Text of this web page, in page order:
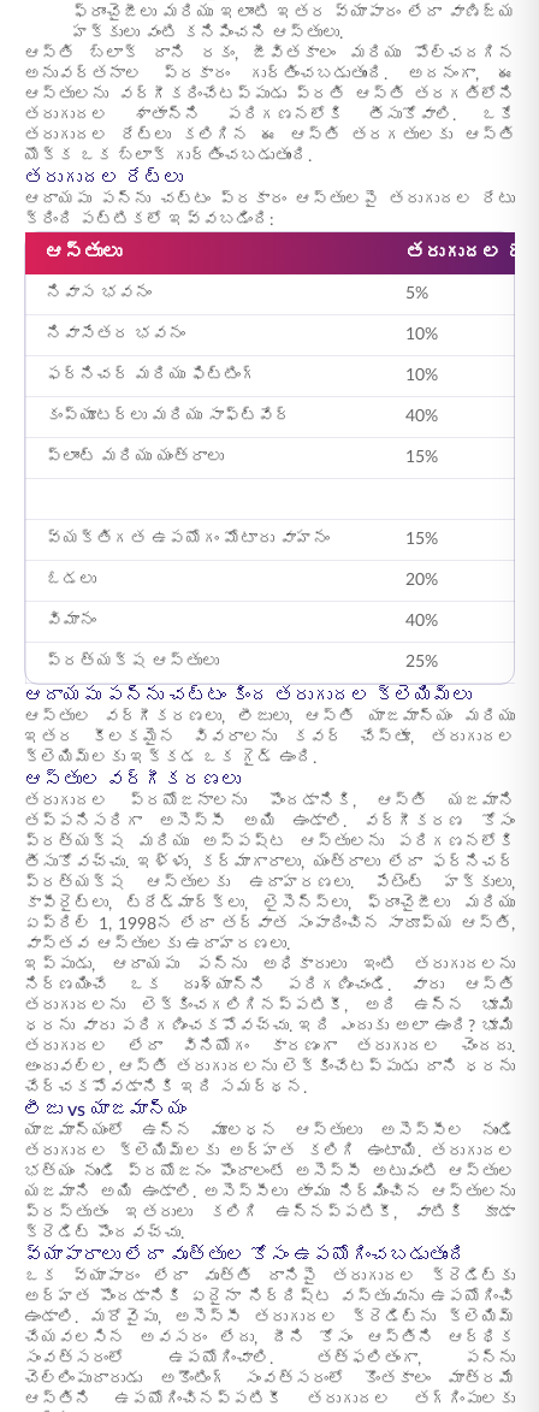
ఫ్రాంచైజీలు మరియు ఇలాంటి ఇతర వ్యాపారం లేదా వాణిజ్య
హక్కులు వంటి కనిపించని ఆస్తులు.
ఆస్తి బ్లాక్ దాని రకం, జీవితకాలం మరియు పోల్చదగిన
అనువర్తనాల ప్రకారం గుర్తించబడుతుంది. అదనంగా, ఈ
ఆస్తులను వర్గీకరించేటప్పుడు ప్రతి ఆస్తి తరగతిలోని
తరుగుదల శాతాన్ని పరిగణనలోకి తీసుకోవాలి. ఒకే
తరుగుదల రేట్లు కలిగిన ఈ ఆస్తి తరగతులకు ఆస్తి
యొక్క ఒక బ్లాక్ గుర్తించబడుతుంది.
తరుగుదల రేట్లు
ఆదాయపు పన్ను చట్టం ప్రకారం ఆస్తులపై తరుగుదల రేటు
క్రింది పట్టికలో ఇవ్వబడింది:
ఆస్తులు తరుగుదల
నివాస భవనం 5%
నివాసేతర భవనం 10%
ఫర్నిచర్ మరియు ఫిట్టింగ్ 10%
కంప్యూటర్లు మరియు సాఫ్ట్‌వేర్ 40%
ప్లాంట్ మరియు యంత్రాలు 15%
వ్యక్తిగత ఉపయోగం మోటారు వాహనం 15%
ఓడలు 20%
విమానం 40%
ప్రత్యక్ష ఆస్తులు 25%
ఆదాయపు పన్ను చట్టం కింద తరుగుదల క్లెయిమ్‌లు
ఆస్తుల వర్గీకరణలు, లీజులు, ఆస్తి యాజమాన్యం మరియు
ఇతర కీలకమైన వివరాలను కవర్ చేస్తూ, తరుగుదల
క్లెయిమ్‌లకు ఇక్కడ ఒక గైడ్ ఉంది.
ఆస్తుల వర్గీకరణలు
తరుగుదల ప్రయోజనాలను పొందడానికి, ఆస్తి యజమాని
తప్పనిసరిగా అసెస్సీ అయి ఉండాలి. వర్గీకరణ కోసం
ప్రత్యక్ష మరియు అస్పష్ట ఆస్తులను పరిగణనలోకి
తీసుకోవచ్చు. ఇళ్ళు, కర్మాగారాలు, యంత్రాలు లేదా ఫర్నిచర్
ప్రత్యక్ష ఆస్తులకు ఉదాహరణలు. పేటెంట్ హక్కులు,
కాపీరైట్‌లు, ట్రేడ్‌మార్క్‌లు, లైసెన్స్‌లు, ఫ్రాంచైజీలు మరియు
ఏప్రిల్ 1, 1998న లేదా తర్వాత సంపాదించిన సారూప్య ఆస్తి,
వాస్తవ ఆస్తులకు ఉదాహరణలు.
ఇప్పుడు, ఆదాయపు పన్ను అధికారులు ఇంటి తరుగుదలను
నిర్ణయించే ఒక దృశ్యాన్ని పరిగణించండి. వారు ఆస్తి
తరుగుదలను లెక్కించగలిగినప్పటికీ, అది ఉన్న భూమి
ధరను వారు పరిగణించకపోవచ్చు. ఇది ఎందుకు అలా ఉంది? భూమి
తరుగుదల లేదా వినియోగం కారణంగా తరుగుదల చెందదు.
అందువల్ల, ఆస్తి తరుగుదలను లెక్కించేటప్పుడు దాని ధరను
చేర్చకపోవడానికి ఇది సమర్థన.
లీజు vs యాజమాన్యం
యాజమాన్యంలో ఉన్న మూలధన ఆస్తులు అసెస్సీల నుండి
తరుగుదల క్లెయిమ్‌లకు అర్హత కలిగి ఉంటాయి. తరుగుదల
భత్యం నుండి ప్రయోజనం పొందాలంటే అసెస్సీ అటువంటి ఆస్తుల
యజమాని అయి ఉండాలి. అసెస్సీలు తాము నిర్మించిన ఆస్తులను
ప్రస్తుతం ఇతరులు కలిగి ఉన్నప్పటికీ, వాటికి కూడా
క్రెడిట్ పొందవచ్చు.
వ్యాపారాలు లేదా వృత్తుల కోసం ఉపయోగించబడుతుంది
ఒక వ్యాపారం లేదా వృత్తి దానిపై తరుగుదల క్రెడిట్‌కు
అర్హత పొందడానికి ఏదైనా నిర్దిష్ట వస్తువును ఉపయోగించి
ఉండాలి. మరోవైపు, అసెస్సీ తరుగుదల క్రెడిట్‌ను క్లెయిమ్
చేయవలసిన అవసరం లేదు, దీని కోసం ఆస్తిని ఆర్థిక
సంవత్సరంలో ఉపయోగించాలి. తత్ఫలితంగా, పన్ను
చెల్లింపుదారుడు అకౌంటింగ్ సంవత్సరంలో కొంతకాలం మాత్రమే
ఆస్తిని ఉపయోగించినప్పటికీ తరుగుదల తగ్గింపులకు